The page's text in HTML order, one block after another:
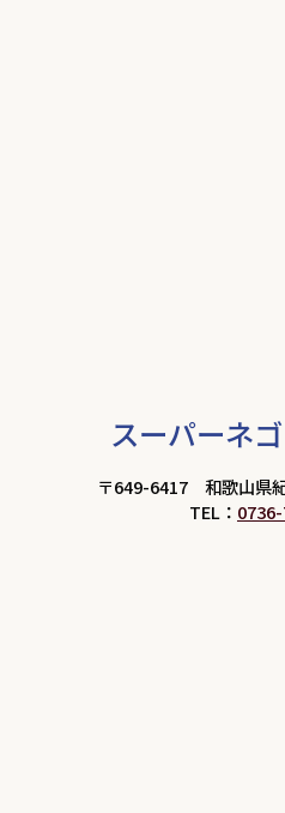
スーパーネ
〒649-6417 和歌山県
TEL：